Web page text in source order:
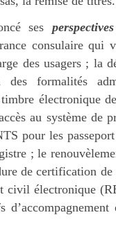
ses
consulaire qui
des usagers ; la
formalités
électronique
au système de
pour les
; le
de certification
civil électronique